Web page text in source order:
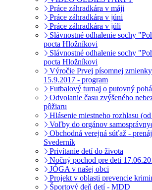
Práce záhradkára v máji
Práce záhradkára v júni
Práce záhradkára v júli
Slávnostné odhalenie sochy
pocta Hložníkovi
Slávnostné odhalenie sochy
pocta Hložníkovi
Výročie Prvej písomnej
15.9.2017 - program
Futbalový turnaj o putovný
Odvolanie času zvýšeného
pôžiaru
Hlásenie miestneho rozhlasu
Voľby do orgánov
Obchodná verejná súťaž -
Svederník
Privítanie detí do života
Nočný pochod pre deti
JÓGA v našej obci
Projekt v oblasti prevencie
Športový deň detí - MDD